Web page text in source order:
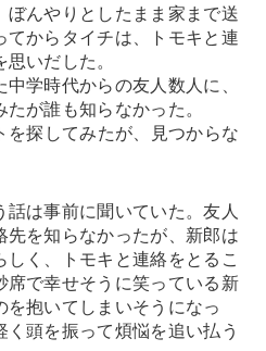
ぼんやりとしたまま家まで送
てからタイチは、トモキと連
いだした。
学時代からの友人数人に、
が誰も知らなかった。
を探してみたが、見つからな
は事前に聞いていた。友人
を知らなかったが、新郎は
く、トモキと連絡をとるこ
席で幸せそうに笑っている新
抱いてしまいそうになっ
頭を振って煩悩を追い払う